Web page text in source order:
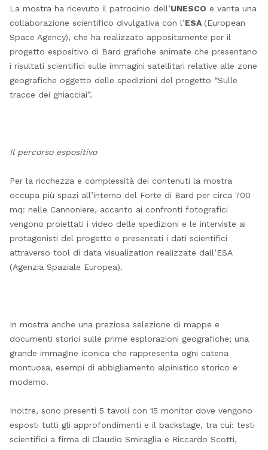
La mostra ha ricevuto il patrocinio dell’UNESCO e vanta una
collaborazione scientifico divulgativa con l’ESA (European
Space Agency), che ha realizzato appositamente per il
progetto espositivo di Bard grafiche animate che presentano
i risultati scientifici sulle immagini satellitari relative alle zone
geografiche oggetto delle spedizioni del progetto “Sulle
tracce dei ghiacciai”.
Il percorso espositivo
Per la ricchezza e complessità dei contenuti la mostra
occupa più spazi all’interno del Forte di Bard per circa 700
mq: nelle Cannoniere, accanto ai confronti fotografici
vengono proiettati i video delle spedizioni e le interviste ai
protagonisti del progetto e presentati i dati scientifici
attraverso tool di data visualization realizzate dall’ESA
(Agenzia Spaziale Europea).
In mostra anche una preziosa selezione di mappe e
documenti storici sulle prime esplorazioni geografiche; una
grande immagine iconica che rappresenta ogni catena
montuosa, esempi di abbigliamento alpinistico storico e
moderno.
Inoltre, sono presenti 5 tavoli con 15 monitor dove vengono
esposti tutti gli approfondimenti e il backstage, tra cui: testi
scientifici a firma di Claudio Smiraglia e Riccardo Scotti,